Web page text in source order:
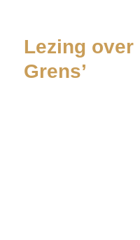
Lezing over
Grens’